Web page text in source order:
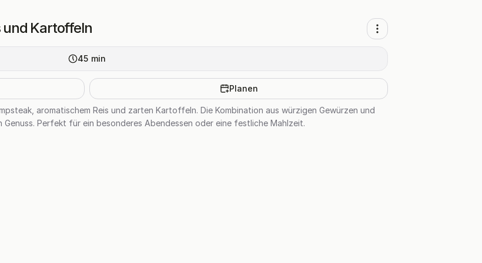
und Kartoffeln
45 min
Planen
aromatischem Reis und zarten Kartoffeln. Die Kombination aus würzigen Gewürzen und
Perfekt für ein besonderes Abendessen oder eine festliche Mahlzeit.